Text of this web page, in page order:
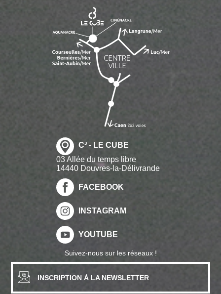
C³ - LE CUBE
03 Allée du temps libre
14440 Douvres-la-Délivrande
FACEBOOK
INSTAGRAM
YOUTUBE
Suivez-nous sur les réseaux !
INSCRIPTION À LA NEWSLETTER